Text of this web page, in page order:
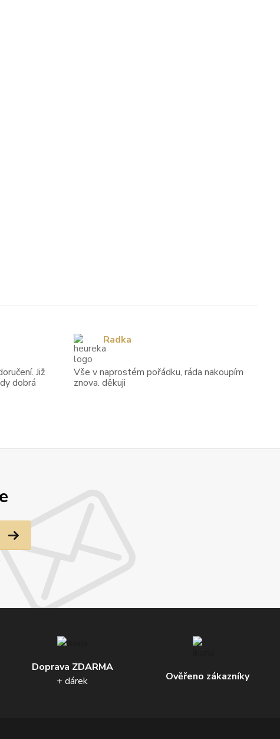
Doprava ZDARMA
+ dárek
Ověřeno zákazníky
Již
dobrá
Vše v naprostém pořádku, ráda nakoupím
znova. děkuji
Radka